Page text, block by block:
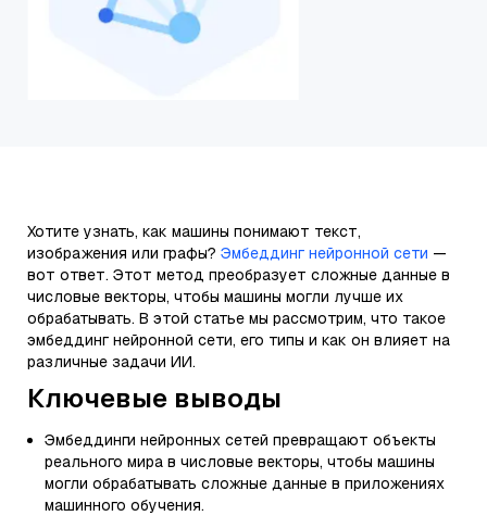
Хотите узнать, как машины понимают текст,
изображения или графы? Эмбеддинг нейронной сети —
вот ответ. Этот метод преобразует сложные данные в
числовые векторы, чтобы машины могли лучше их
обрабатывать. В этой статье мы рассмотрим, что такое
эмбеддинг нейронной сети, его типы и как он влияет на
различные задачи ИИ.
Ключевые выводы
Эмбеддинги нейронных сетей превращают объекты
реального мира в числовые векторы, чтобы машины
могли обрабатывать сложные данные в приложениях
машинного обучения.